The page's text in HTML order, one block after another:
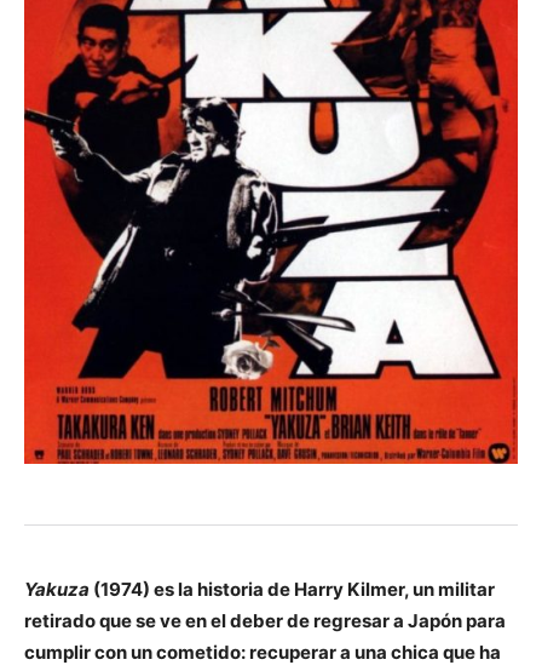
Yakuza (1974) es la historia de Harry Kilmer, un militar
retirado que se ve en el deber de regresar a Japón para
cumplir con un cometido: recuperar a una chica que ha